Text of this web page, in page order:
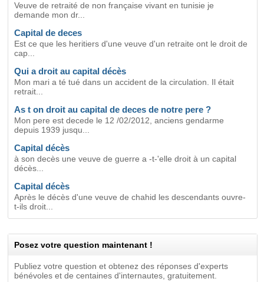
Veuve de retraité de non française vivant en tunisie je
demande mon dr...
Capital de deces
Est ce que les heritiers d'une veuve d'un retraite ont le droit de
cap...
Qui a droit au capital décès
Mon mari a té tué dans un accident de la circulation. Il était
retrait...
As t on droit au capital de deces de notre pere ?
Mon pere est decede le 12 /02/2012, anciens gendarme
depuis 1939 jusqu...
Capital décès
à son decès une veuve de guerre a -t-'elle droit à un capital
décès...
Capital décès
Après le décès d'une veuve de chahid les descendants ouvre-
t-ils droit...
Posez votre question maintenant !
Publiez votre question et obtenez des réponses d'experts
bénévoles et de centaines d'internautes, gratuitement.